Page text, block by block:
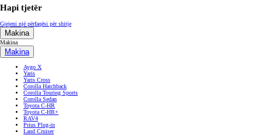
Hapi tjetër
Gjejeni një përfaqësi për shitje
Makina
Makina
Makina
Aygo X
Yaris
Yaris Cross
Corolla Hatchback
Corolla Touring Sports
Corolla Sedan
Toyota C-HR
Toyota C-HR+
RAV4
Prius Plug-in
Land Cruiser